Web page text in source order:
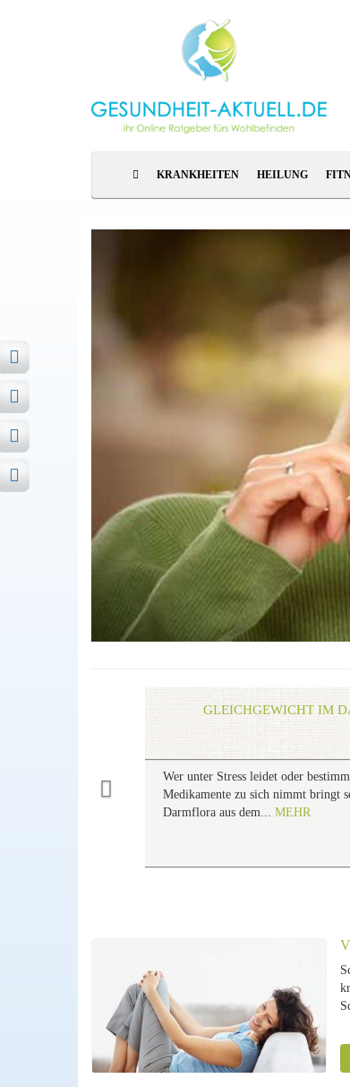
KRANKHEITEN HEILUNG
GLEICHGEWICHT IM
Wer unter Stress leidet oder
Medikamente zu sich nimmt bringt
Darmflora aus dem... MEHR